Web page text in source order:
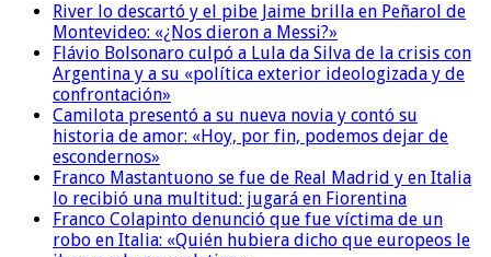
River lo descartó y el pibe Jaime brilla en Peñarol de
Montevideo: «¿Nos dieron a Messi?»
Flávio Bolsonaro culpó a Lula da Silva de la crisis con
Argentina y a su «política exterior ideologizada y de
confrontación»
Camilota presentó a su nueva novia y contó su
historia de amor: «Hoy, por fin, podemos dejar de
escondernos»
Franco Mastantuono se fue de Real Madrid y en Italia
lo recibió una multitud: jugará en Fiorentina
Franco Colapinto denunció que fue víctima de un
robo en Italia: «Quién hubiera dicho que europeos le